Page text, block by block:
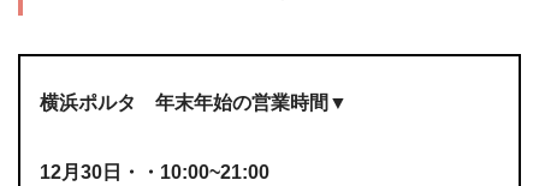
横浜ポルタ 年末年始の営業時間▼
12月30日・・10:00~21:00